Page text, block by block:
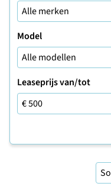
Model
Leaseprijs van/tot
Leaseprijs tot